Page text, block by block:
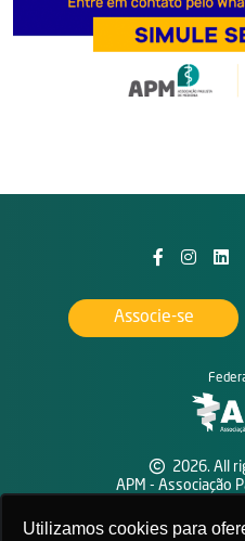
Utilizamos cookies para
2026. All
APM - Associação
Associe-se